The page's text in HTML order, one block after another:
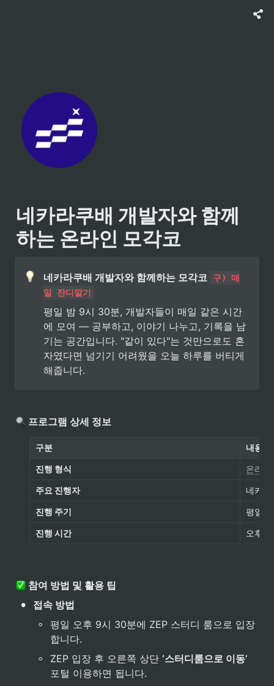
네카라쿠배 개발자와 함께
하는 온라인 모각코
네카라쿠배 개발자와 함께하는 모각코
구) 매
일 잔디깔기
평일 밤 9시 30분, 개발자들이 매일 같은 시간
에 모여 — 공부하고, 이야기 나누고, 기록을 남
기는 공간입니다. "같이 있다"는 것만으로도 혼
자였다면 넘기기 어려웠을 오늘 하루를 버티게
해줍니다.
프로그램 상세 정보
구분 내용
진행 형식 온라
주요 진행자 네카
진행 주기 평일 (
진행 시간 오후
참여 방법 및 활용 팁
• 접속 방법
◦
평일 오후 9시 30분에 ZEP 스터디 룸으로 입장
합니다.
◦ ZEP 입장 후 오른쪽 상단 ‘스터디룸으로 이동’
포털 이용하면 됩니다.